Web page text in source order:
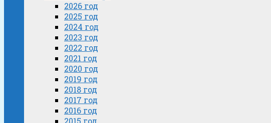
2026 год
2025 год
2024 год
2023 год
2022 год
2021 год
2020 год
2019 год
2018 год
2017 год
2016 год